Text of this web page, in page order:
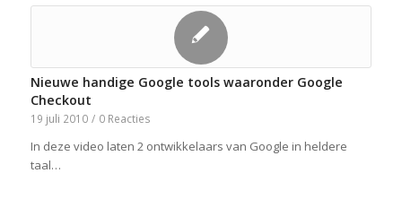
Nieuwe handige Google tools waaronder Google
Checkout
19 juli 2010 / 0 Reacties
In deze video laten 2 ontwikkelaars van Google in heldere
taal…